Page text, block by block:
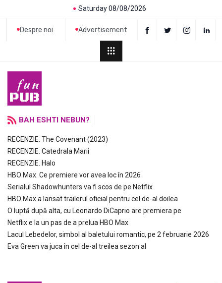
Saturday 08/08/2026
Despre noi Advertisement
BAH ESHTI NEBUN?
RECENZIE. The Covenant (2023)
RECENZIE. Catedrala Marii
RECENZIE. Halo
HBO Max. Ce premiere vor avea loc în 2026
Serialul Shadowhunters va fi scos de pe Netflix
HBO Max a lansat trailerul oficial pentru cel de-al doilea
O luptă după alta, cu Leonardo DiCaprio are premiera pe
Netflix e la un pas de a prelua HBO Max
Lacul Lebedelor, simbol al baletului romantic, pe 2 februarie 2026
Eva Green va juca în cel de-al treilea sezon al